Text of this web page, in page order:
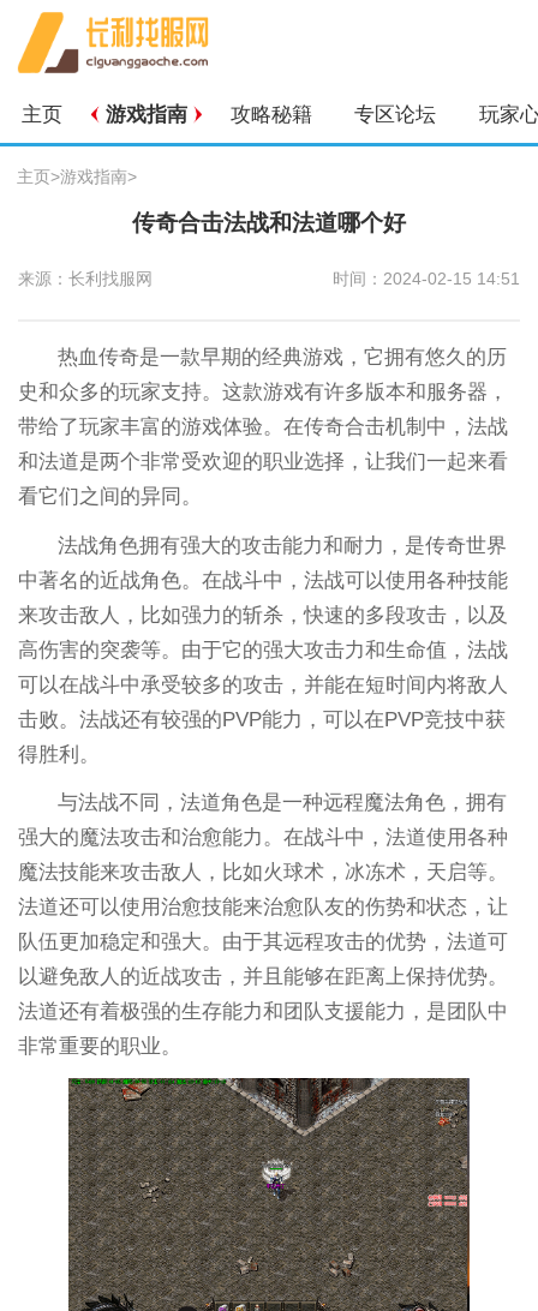
主页 游戏指南 攻略秘籍 专区论坛 玩家
主页>游戏指南>
传奇合击法战和法道哪个好
来源：长利找服网 时间：2024-02-15 14:51
热血传奇是一款早期的经典游戏，它拥有悠久的历
史和众多的玩家支持。这款游戏有许多版本和服务器，
带给了玩家丰富的游戏体验。在传奇合击机制中，法战
和法道是两个非常受欢迎的职业选择，让我们一起来看
看它们之间的异同。
法战角色拥有强大的攻击能力和耐力，是传奇世界
中著名的近战角色。在战斗中，法战可以使用各种技能
来攻击敌人，比如强力的斩杀，快速的多段攻击，以及
高伤害的突袭等。由于它的强大攻击力和生命值，法战
可以在战斗中承受较多的攻击，并能在短时间内将敌人
击败。法战还有较强的PVP能力，可以在PVP竞技中获
得胜利。
与法战不同，法道角色是一种远程魔法角色，拥有
强大的魔法攻击和治愈能力。在战斗中，法道使用各种
魔法技能来攻击敌人，比如火球术，冰冻术，天启等。
法道还可以使用治愈技能来治愈队友的伤势和状态，让
队伍更加稳定和强大。由于其远程攻击的优势，法道可
以避免敌人的近战攻击，并且能够在距离上保持优势。
法道还有着极强的生存能力和团队支援能力，是团队中
非常重要的职业。